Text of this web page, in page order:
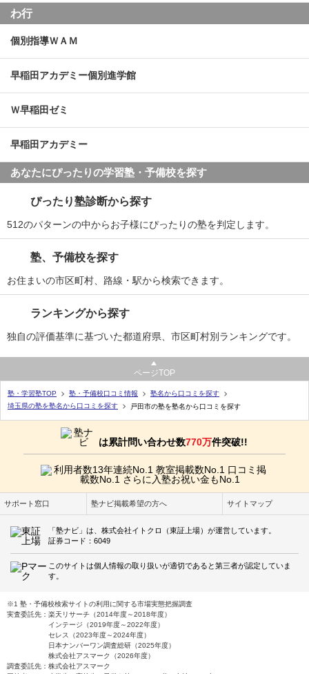
わ行
個別指導ＷＡＭ
早稲田アカデミー個別進学館
Ｗ早稲田ゼミ
早稲田アカデミー
あなたにぴったりの学習塾・予備校を探す
ぴったり塾診断から探す
512のパターンの中からお子様にぴったりの塾を判定します。
塾、予備校を探す
お住まいの市区町村、路線・駅から検索できます。
ランキングから探す
独自の評価基準に基づいた都道府県、市区町村別ランキングです。
ページTOP
塾・学習塾TOP 塾・予備校口コミ情報
塾名から口コミを探す
埼玉県の塾を塾名から口コミを探す
戸田市の塾を塾名から口コミを探す
は累計問い合わせ数770万件突破!!
サポート窓口 塾ナビ掲載希望の方へ サイトマップ
「塾ナビ」は、株式会社イトクロ（東証上場）が運営しています。
証券コード：6049
このサイトは個人情報の取り扱いが適切であると第三者が認定していま
す。
※1 塾・予備校検索サイトの利用に関する市場実態把握調査
実査委託先：楽天リサーチ（2014年度～2018年度）
インテージ（2019年度～2022年度）
セレス（2023年度～2024年度）
日本ナンバーワン調査総研（2025年度）
株式会社アスマーク（2026年度）
調査委託先：株式会社アスマーク